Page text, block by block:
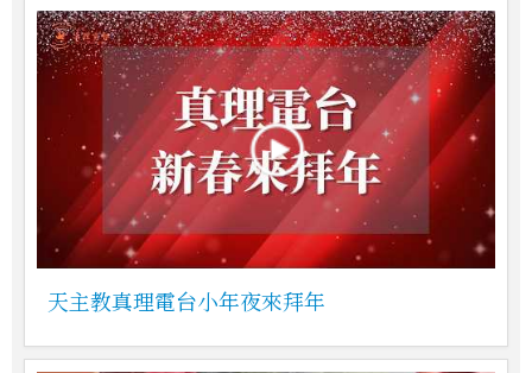
天主教真理電台小年夜來拜年